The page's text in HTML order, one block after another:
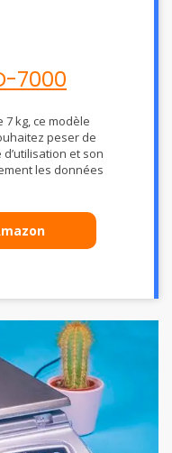
7000
kg, ce modèle
peser de
et son
les données